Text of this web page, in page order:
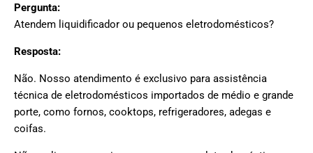
Pergunta:
Atendem liquidificador ou pequenos eletrodomésticos?
Resposta:
Não. Nosso atendimento é exclusivo para assistência
técnica de eletrodomésticos importados de médio e grande
porte, como fornos, cooktops, refrigeradores, adegas e
coifas.